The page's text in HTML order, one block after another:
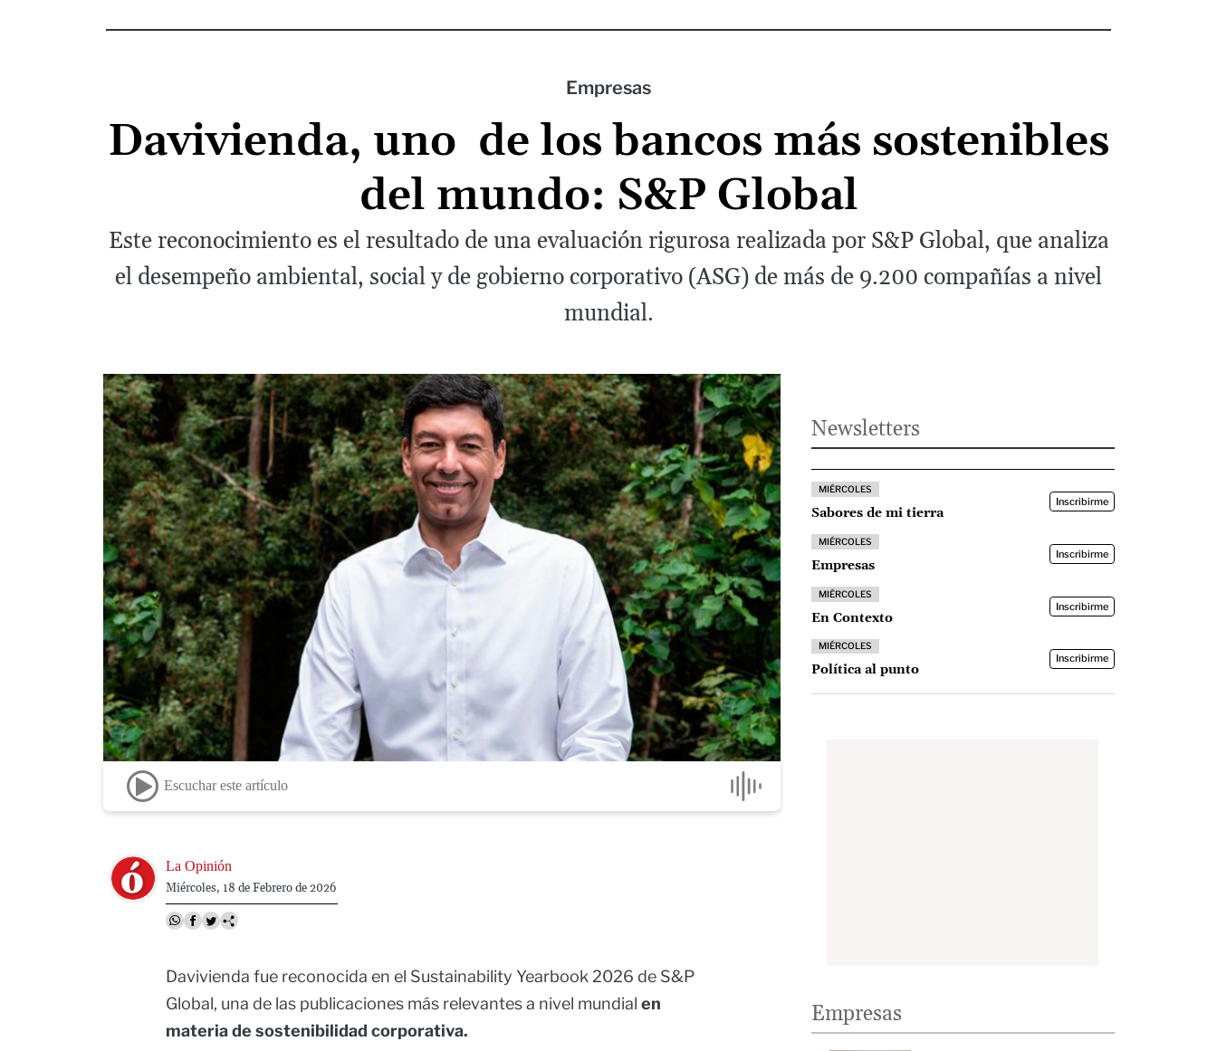
Empresas
Davivienda, uno de los bancos más sostenibles
del mundo: S&P Global
Este reconocimiento es el resultado de una evaluación rigurosa realizada por S&P Global, que analiza
el desempeño ambiental, social y de gobierno corporativo (ASG) de más de 9.200 compañías a nivel
mundial.
Escuchar este artículo
Image La Opinión
Miércoles, 18 de Febrero de 2026
Davivienda fue reconocida en el Sustainability Yearbook 2026 de S&P
Global, una de las publicaciones más relevantes a nivel mundial en
materia de sostenibilidad corporativa.
Newsletters
MIÉRCOLES
Sabores de mi tierra
Inscribirme
MIÉRCOLES
Empresas
Inscribirme
MIÉRCOLES
En Contexto
Inscribirme
MIÉRCOLES
Política al punto
Inscribirme
Empresas